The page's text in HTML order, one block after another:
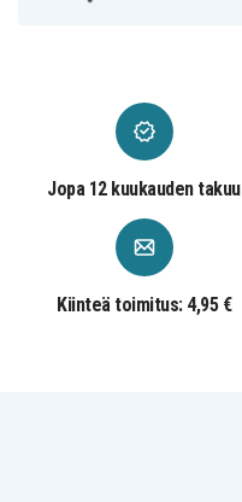
HP Spectre Pro
HP Spectre x2
HP Spectre x360
HP Split x2
HP Stream 11
HP Stream 13
HP Stream 14
HP Stream x360
Jopa 12 kuukauden takuu
Kiinteä toimitus: 4,95 €